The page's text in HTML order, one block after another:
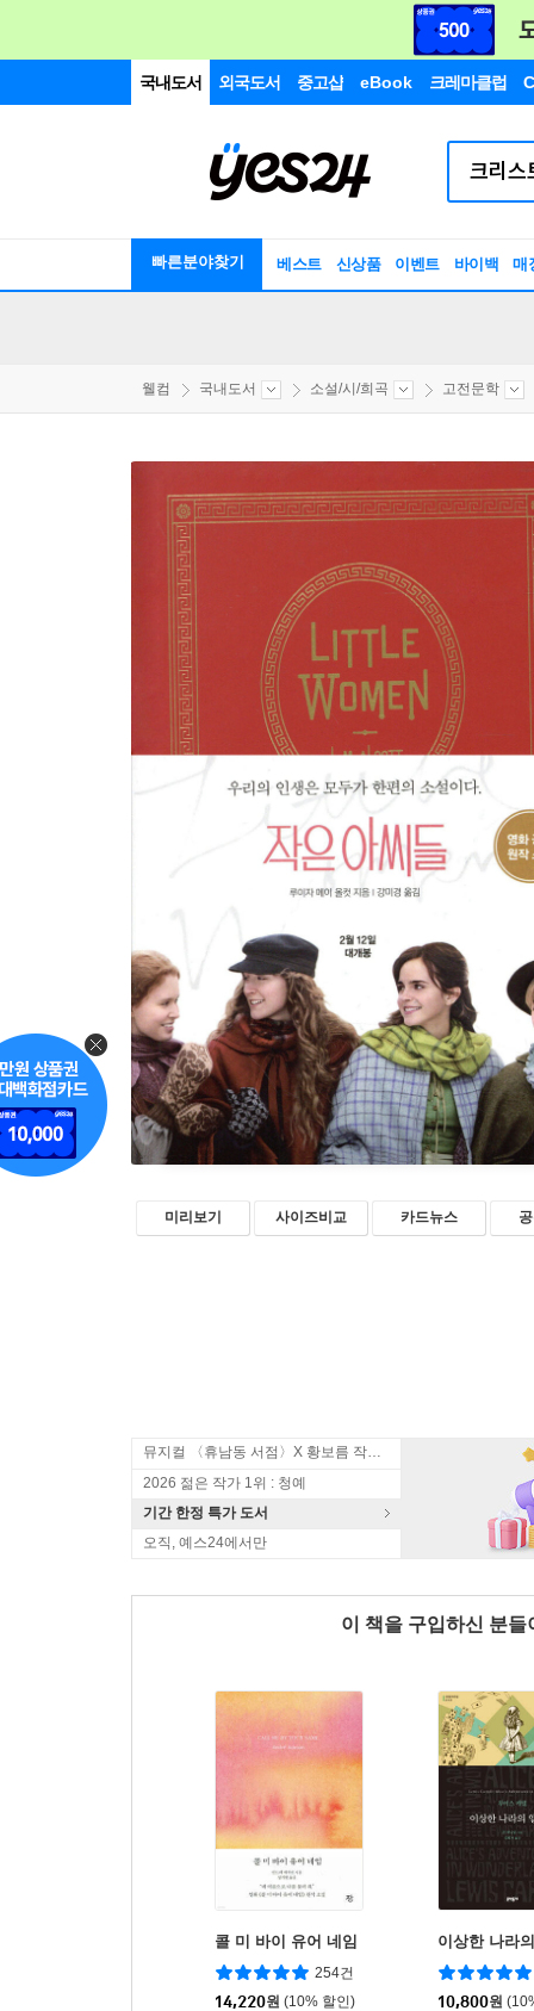
국내도서 외국도서 중고샵 eBook 크레마클럽
빠른분야찾기 베스트 신상품 이벤트 바이백 매
웰컴 국내도서 소설/시/희곡 고전문학
미리보기 사이즈비교 카드뉴스
뮤지컬 〈휴남동 서점〉X 황보름 작가 북토크
2026 젊은 작가 1위 : 청예
기간 한정 특가 도서
오직, 예스24에서만
이 책을 구입하신 분
콜 미 바이 유어 네임
254건
14,220원 (10% 할인)
이상한 나라
10,800원